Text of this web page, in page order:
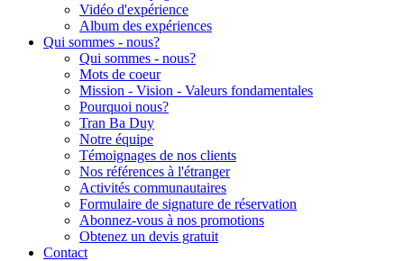
Vidéo d'expérience
Album des expériences
Qui sommes - nous?
Qui sommes - nous?
Mots de coeur
Mission - Vision - Valeurs fondamentales
Pourquoi nous?
Tran Ba Duy
Notre équipe
Témoignages de nos clients
Nos références à l'étranger
Activités communautaires
Formulaire de signature de réservation
Abonnez-vous à nos promotions
Obtenez un devis gratuit
Contact